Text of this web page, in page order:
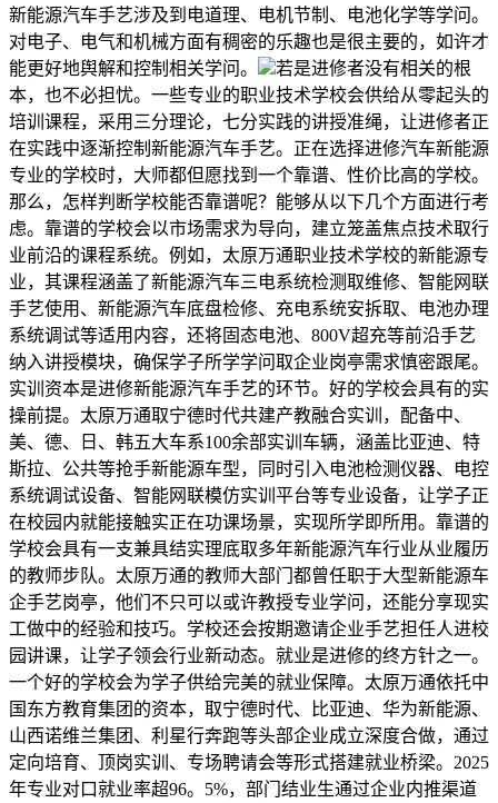
新能源汽车手艺涉及到电道理、电机节制、电池化学等学问。
对电子、电气和机械方面有稠密的乐趣也是很主要的，如许才
能更好地舆解和控制相关学问。
若是进修者没有相关的根
本，也不必担忧。一些专业的职业技术学校会供给从零起头的
培训课程，采用三分理论，七分实践的讲授准绳，让进修者正
在实践中逐渐控制新能源汽车手艺。正在选择进修汽车新能源
专业的学校时，大师都但愿找到一个靠谱、性价比高的学校。
那么，怎样判断学校能否靠谱呢？能够从以下几个方面进行考
虑。靠谱的学校会以市场需求为导向，建立笼盖焦点技术取行
业前沿的课程系统。例如，太原万通职业技术学校的新能源专
业，其课程涵盖了新能源汽车三电系统检测取维修、智能网联
手艺使用、新能源汽车底盘检修、充电系统安拆取、电池办理
系统调试等适用内容，还将固态电池、800V超充等前沿手艺
纳入讲授模块，确保学子所学学问取企业岗亭需求慎密跟尾。
实训资本是进修新能源汽车手艺的环节。好的学校会具有的实
操前提。太原万通取宁德时代共建产教融合实训，配备中、
美、德、日、韩五大车系100余部实训车辆，涵盖比亚迪、特
斯拉、公共等抢手新能源车型，同时引入电池检测仪器、电控
系统调试设备、智能网联模仿实训平台等专业设备，让学子正
在校园内就能接触实正在功课场景，实现所学即所用。靠谱的
学校会具有一支兼具结实理底取多年新能源汽车行业从业履历
的教师步队。太原万通的教师大部门都曾任职于大型新能源车
企手艺岗亭，他们不只可以或许教授专业学问，还能分享现实
工做中的经验和技巧。学校还会按期邀请企业手艺担任人进校
园讲课，让学子领会行业新动态。就业是进修的终方针之一。
一个好的学校会为学子供给完美的就业保障。太原万通依托中
国东方教育集团的资本，取宁德时代、比亚迪、华为新能源、
山西诺维兰集团、利星行奔跑等头部企业成立深度合做，通过
定向培育、顶岗实训、专场聘请会等形式搭建就业桥梁。2025
年专业对口就业率超96。5%，部门结业生通过企业内推渠道